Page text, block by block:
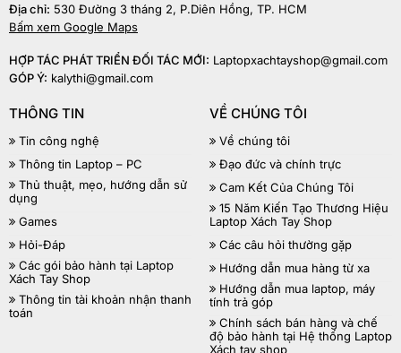
Địa chỉ: 530 Đường 3 tháng 2, P.Diên Hồng, TP. HCM
Bấm xem Google Maps
HỢP TÁC PHÁT TRIỂN ĐỐI TÁC MỚI: Laptopxachtayshop@gmail.com
GÓP Ý: kalythi@gmail.com
THÔNG TIN
Tin công nghệ
Thông tin Laptop – PC
Thủ thuật, mẹo, hướng dẫn sử
dụng
Games
Hỏi-Đáp
Các gói bảo hành tại Laptop
Xách Tay Shop
Thông tin tài khoản nhận thanh
toán
VỀ CHÚNG TÔI
Về chúng tôi
Đạo đức và chính trực
Cam Kết Của Chúng Tôi
15 Năm Kiến Tạo Thương Hiệu
Laptop Xách Tay Shop
Các câu hỏi thường gặp
Hướng dẫn mua hàng từ xa
Hướng dẫn mua laptop, máy
tính trả góp
Chính sách bán hàng và chế
độ bảo hành tại Hệ thống Laptop
Xách tay shop